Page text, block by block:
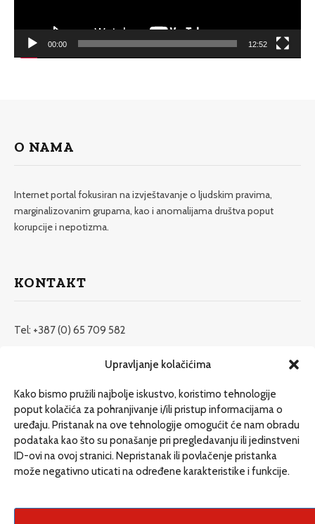
Upravljanje kolačićima
Kako bismo pružili najbolje iskustvo, koristimo tehnologije
poput kolačića za pohranjivanje i/ili pristup informacijama o
uređaju. Pristanak na ove tehnologije omogućit će nam obradu
podataka kao što su ponašanje pri pregledavanju ili jedinstveni
ID-ovi na ovoj stranici. Nepristanak ili povlačenje pristanka
može negativno uticati na određene karakteristike i funkcije.
00:00 12:52
O NAMA
Internet portal fokusiran na izvještavanje o ljudskim pravima,
marginalizovanim grupama, kao i anomalijama društva poput
korupcije i nepotizma.
KONTAKT
Tel: +387 (0) 65 709 582
redakcija@etrafika.net
Dosije
Drugi pišu
Društvo